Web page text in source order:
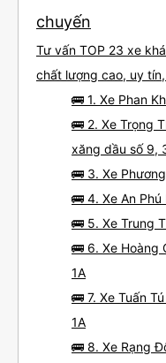
chuyến
Tư vấn TOP 23 xe
chất lượng cao, uy
🚌 1. Xe Phan
🚌 2. Xe Trọng
xăng dầu số 9,
🚌 3. Xe
🚌 4. Xe An
🚌 5. Xe Trung
🚌 6. Xe Hoàng
1A
🚌 7. Xe Tuấn
1A
🚌 8. Xe Rạng